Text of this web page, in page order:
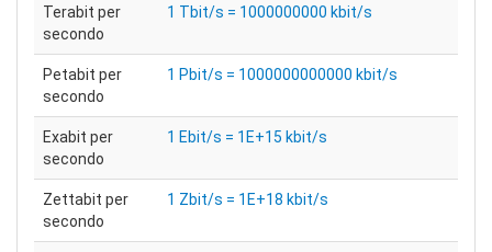
Terabit per
secondo
1 Tbit/s = 1000000000 kbit/s
Petabit per
secondo
1 Pbit/s = 1000000000000 kbit/s
Exabit per
secondo
1 Ebit/s = 1E+15 kbit/s
Zettabit per
secondo
1 Zbit/s = 1E+18 kbit/s